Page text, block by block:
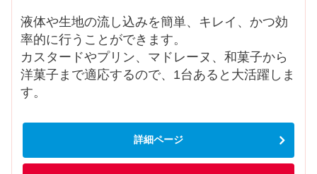
液体や生地の流し込みを簡単、キレイ、かつ効
率的に行うことができます。
カスタードやプリン、マドレーヌ、和菓子から
洋菓子まで適応するので、1台あると大活躍しま
す。
詳細ページ